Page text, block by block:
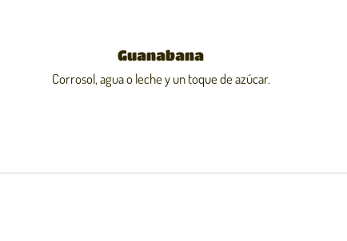
Guanabana
Corrosol, agua o leche y un toque de azúcar.